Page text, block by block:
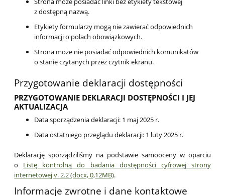
z dostępną nazwą.
Etykiety formularzy mogą nie zawierać odpowiednich
informacji o polach obowiązkowych.
Strona może nie posiadać odpowiednich komunikatów
o stanie czytanych przez czytnik ekranu.
Przygotowanie deklaracji dostępności
PRZYGOTOWANIE DEKLARACJI DOSTĘPNOŚCI I JEJ
AKTUALIZACJA
Data sporządzenia deklaracji: 1 maj 2025 r.
Data ostatniego przeglądu deklaracji: 1 luty 2025 r.
Deklarację sporządziliśmy na podstawie samooceny w oparciu
o Listę kontrolną do badania dostępności cyfrowej strony
internetowej v. 2.2 (docx, 0,12MB).
Informacje zwrotne i dane kontaktowe